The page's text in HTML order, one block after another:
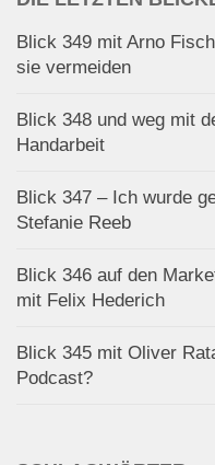
Blick 349 mit Arno
sie vermeiden
Blick 348 und weg mit
Handarbeit
Blick 347 – Ich wurde
Stefanie Reeb
Blick 346 auf den
mit Felix Hederich
Blick 345 mit Oliver
Podcast?